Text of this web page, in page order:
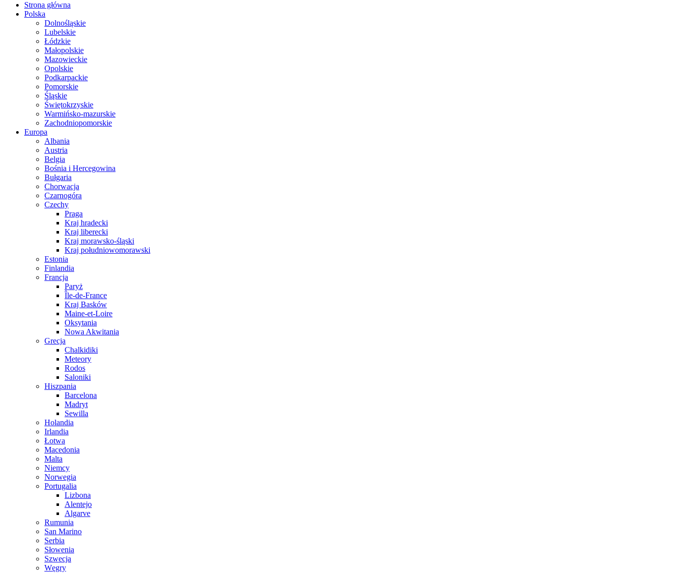
Strona główna
Polska
Dolnośląskie
Lubelskie
Łódzkie
Małopolskie
Mazowieckie
Opolskie
Podkarpackie
Pomorskie
Śląskie
Świętokrzyskie
Warmińsko-mazurskie
Zachodniopomorskie
Europa
Albania
Austria
Belgia
Bośnia i Hercegowina
Bułgaria
Chorwacja
Czarnogóra
Czechy
Praga
Kraj hradecki
Kraj liberecki
Kraj morawsko-śląski
Kraj południowomorawski
Estonia
Finlandia
Francja
Paryż
Île-de-France
Kraj Basków
Maine-et-Loire
Oksytania
Nowa Akwitania
Grecja
Chalkidiki
Meteory
Rodos
Saloniki
Hiszpania
Barcelona
Madryt
Sewilla
Holandia
Irlandia
Łotwa
Macedonia
Malta
Niemcy
Norwegia
Portugalia
Lizbona
Alentejo
Algarve
Rumunia
San Marino
Serbia
Słowenia
Szwecja
Węgry